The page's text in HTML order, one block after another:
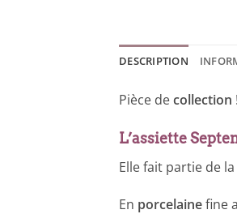
DESCRIPTION
Pièce decollection
L’assiette
Elle fait partie de
En porcelainefine